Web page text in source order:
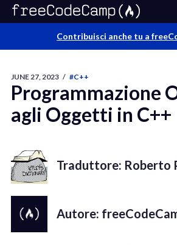
Contribuisci anche tu a
JUNE 27, 2023 / #C++
Programmazione
agli Oggetti in C++
Traduttore: Roberto
Autore: